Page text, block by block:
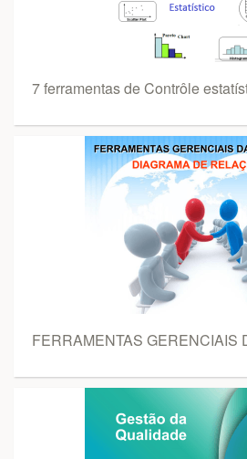
7 ferramentas de Contrôle
FERRAMENTAS GERENCIAIS